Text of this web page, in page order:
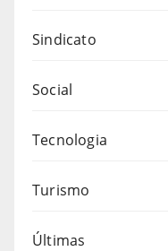
Sindicato
Social
Tecnologia
Turismo
Últimas